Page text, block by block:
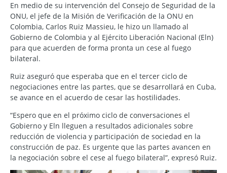
En medio de su intervención del Consejo de Seguridad de la
ONU, el jefe de la Misión de Verificación de la ONU en
Colombia, Carlos Ruiz Massieu, le hizo un llamado al
Gobierno de Colombia y al Ejército Liberación Nacional (Eln)
para que acuerden de forma pronta un cese al fuego
bilateral.
Ruiz aseguró que esperaba que en el tercer ciclo de
negociaciones entre las partes, que se desarrollará en Cuba,
se avance en el acuerdo de cesar las hostilidades.
“Espero que en el próximo ciclo de conversaciones el
Gobierno y Eln lleguen a resultados adicionales sobre
reducción de violencia y participación de sociedad en la
construcción de paz. Es urgente que las partes avancen en
la negociación sobre el cese al fuego bilateral”, expresó Ruiz.